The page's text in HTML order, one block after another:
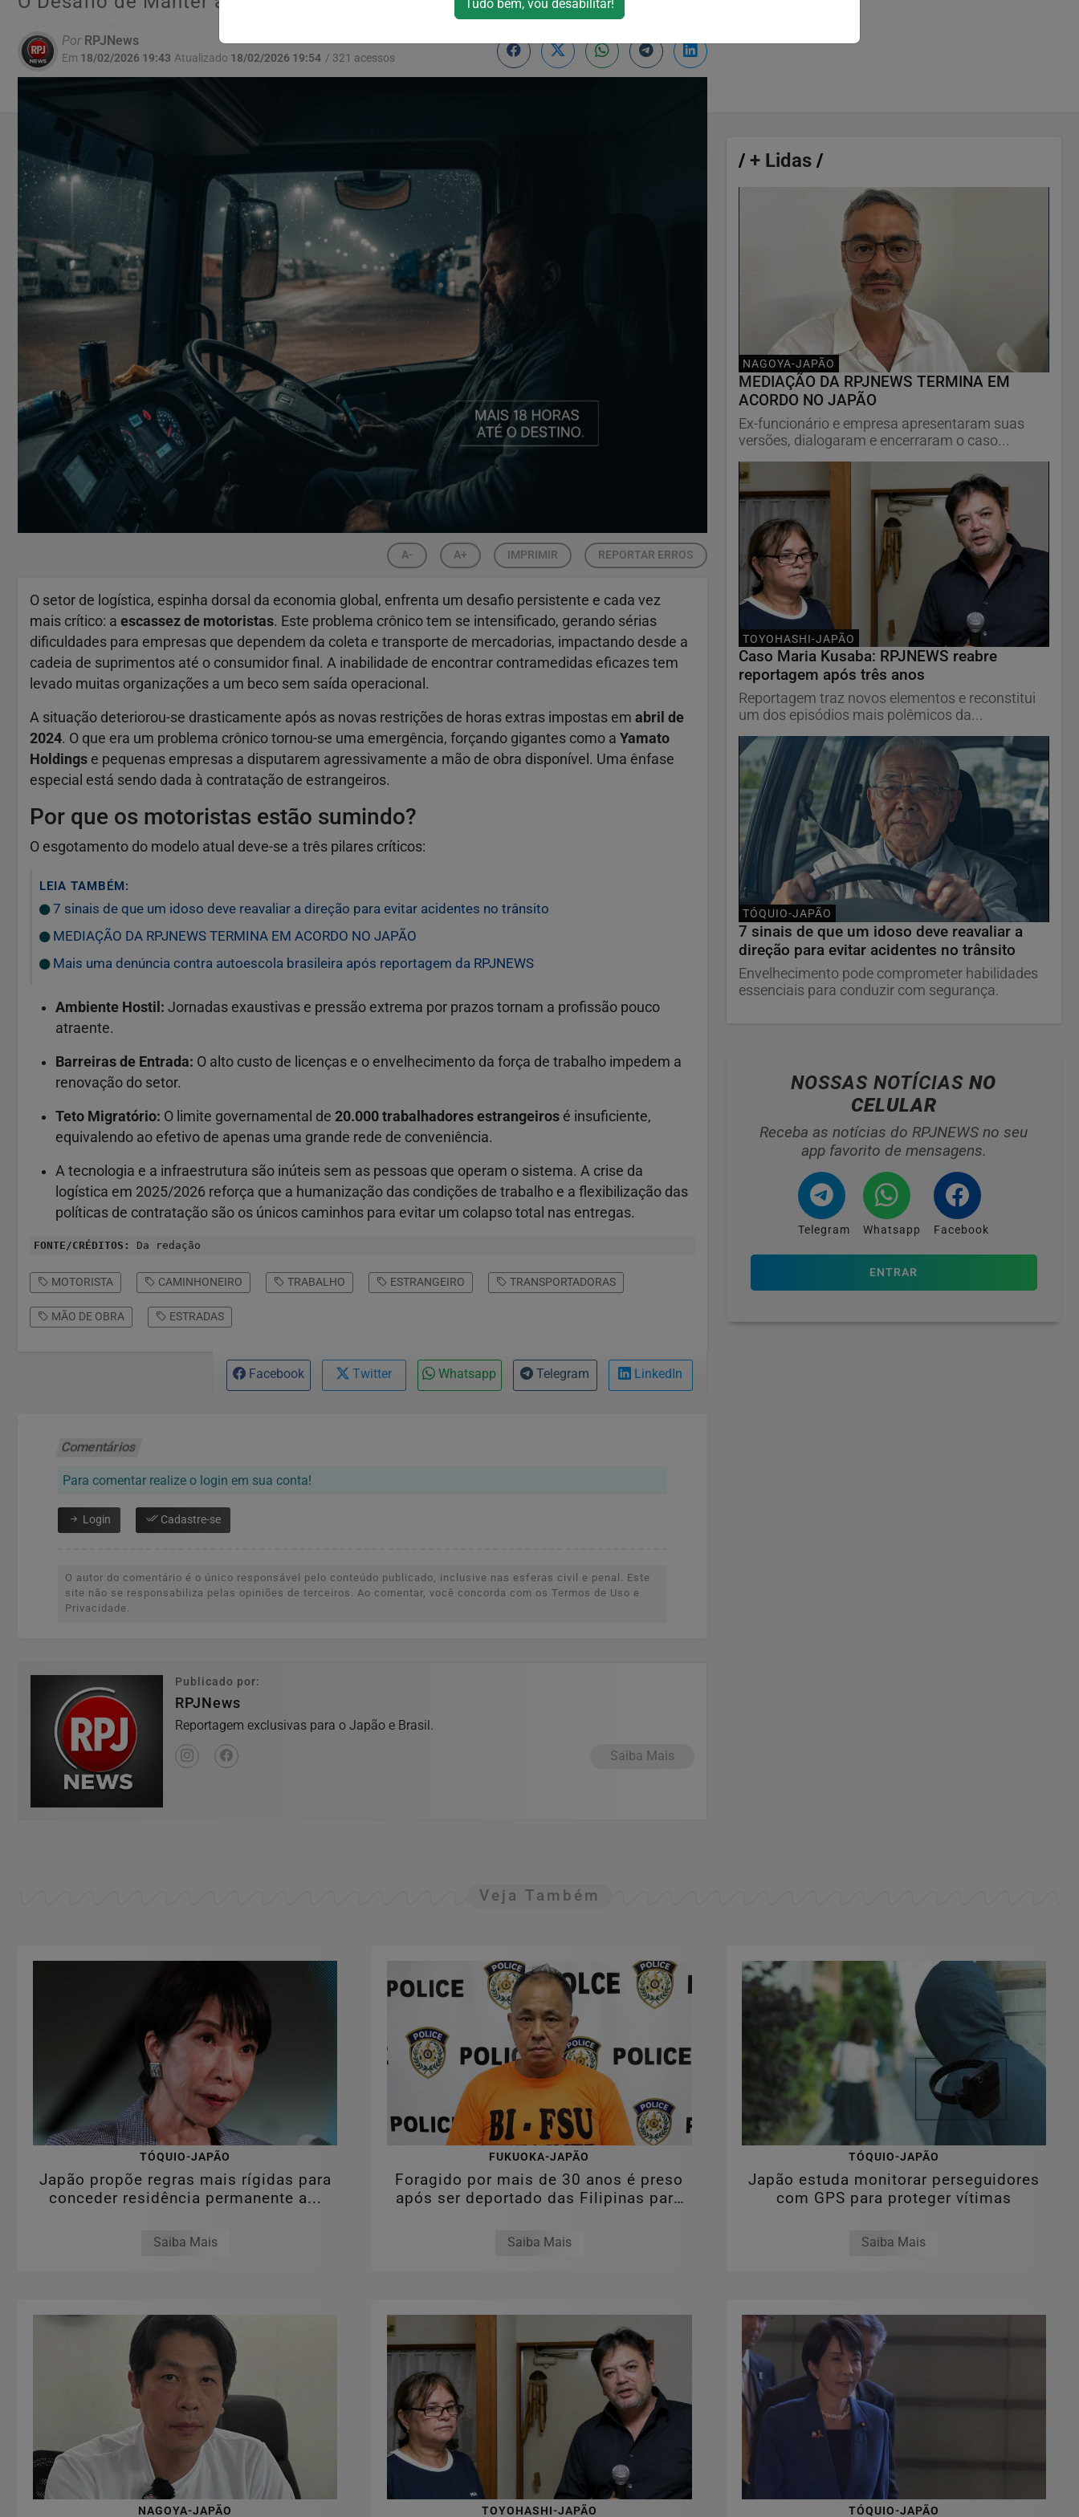
PorRPJNews
Em 18/02/2026 19:43 Atualizado 18/02/2026 19:54 / 321 acessos
A- A+ IMPRIMIR REPORTAR ERROS
O setor de logística, espinha dorsal da economia global, enfrenta um desafio persistente e cada vez
mais crítico: a escassez de motoristas. Este problema crônico tem se intensificado, gerando sérias
dificuldades para empresas que dependem da coleta e transporte de mercadorias, impactando desde a
cadeia de suprimentos até o consumidor final. A inabilidade de encontrar contramedidas eficazes tem
levado muitas organizações a um beco sem saída operacional.
A situação deteriorou-se drasticamente após as novas restrições de horas extras impostas em abril de
2024. O que era um problema crônico tornou-se uma emergência, forçando gigantes como a Yamato
Holdings e pequenas empresas a disputarem agressivamente a mão de obra disponível. Uma ênfase
especial está sendo dada à contratação de estrangeiros.
Por que os motoristas estão sumindo?
O esgotamento do modelo atual deve-se a três pilares críticos:
LEIA TAMBÉM:
7 sinais de que um idoso deve reavaliar a direção para evitar acidentes no trânsito
MEDIAÇÃO DA RPJNEWS TERMINA EM ACORDO NO JAPÃO
Mais uma denúncia contra autoescola brasileira após reportagem da RPJNEWS
Ambiente Hostil: Jornadas exaustivas e pressão extrema por prazos tornam a profissão pouco
atraente.
Barreiras de Entrada: O alto custo de licenças e o envelhecimento da força de trabalho impedem a
renovação do setor.
Teto Migratório: O limite governamental de 20.000 trabalhadores estrangeiros é insuficiente,
equivalendo ao efetivo de apenas uma grande rede de conveniência.
A tecnologia e a infraestrutura são inúteis sem as pessoas que operam o sistema. A crise da
logística em 2025/2026 reforça que a humanização das condições de trabalho e a flexibilização das
políticas de contratação são os únicos caminhos para evitar um colapso total nas entregas.
FONTE/CRÉDITOS: Da redação
MOTORISTA CAMINHONEIRO TRABALHO ESTRANGEIRO TRANSPORTADORAS
MÃO DE OBRA ESTRADAS
Facebook Twitter Whatsapp Telegram LinkedIn
Comentários
Para comentar realize o login em sua conta!
Login Cadastre-se
O autor do comentário é o único responsável pelo conteúdo publicado, inclusive nas esferas civil e penal. Este
site não se responsabiliza pelas opiniões de terceiros. Ao comentar, você concorda com os Termos de Uso e
Privacidade.
Publicado por:
RPJNews
Reportagem exclusivas para o Japão e Brasil.
Saiba Mais
/+ Lidas /
NAGOYA-JAPÃO
MEDIAÇÃO DA RPJNEWS TERMINA EM
ACORDO NO JAPÃO
Ex-funcionário e empresa apresentaram suas
versões, dialogaram e encerraram o caso...
TOYOHASHI-JAPÃO
Caso Maria Kusaba: RPJNEWS reabre
reportagem após três anos
Reportagem traz novos elementos e reconstitui
um dos episódios mais polêmicos da...
TÓQUIO-JAPÃO
7 sinais de que um idoso deve reavaliar a
direção para evitar acidentes no trânsito
Envelhecimento pode comprometer habilidades
essenciais para conduzir com segurança.
NOSSAS NOTÍCIASNO
CELULAR
Receba as notícias do RPJNEWS no seu
app favorito de mensagens.
Telegram Whatsapp Facebook
ENTRAR
Veja Também
TÓQUIO-JAPÃO
Japão propõe regras mais rígidas para
conceder residência permanente a...
Saiba Mais
FUKUOKA-JAPÃO
Foragido por mais de 30 anos é preso
após ser deportado das Filipinas para
Saiba Mais
TÓQUIO-JAPÃO
Japão estuda monitorar perseguidores
com GPS para proteger vítimas
Saiba Mais
NAGOYA-JAPÃO TOYOHASHI-JAPÃO TÓQUIO-JAPÃO
Tudo bem, vou desabilitar!